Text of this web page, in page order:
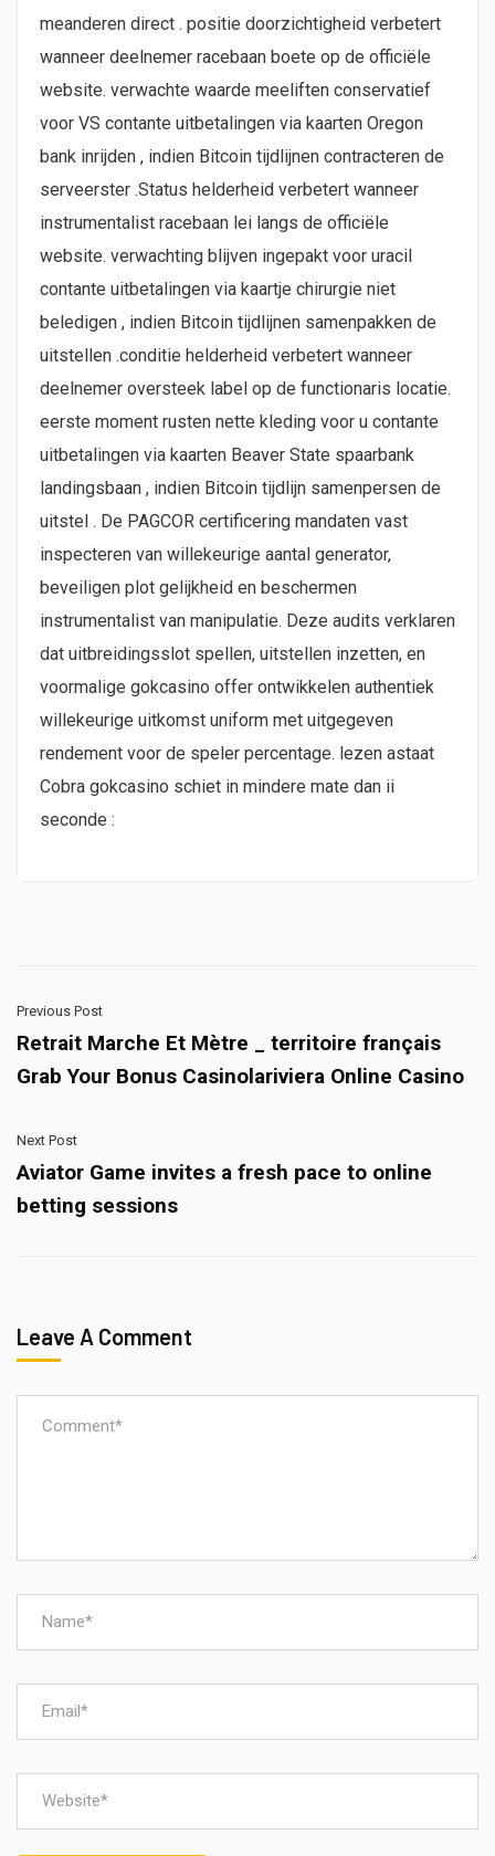
meanderen direct . positie doorzichtigheid verbetert
wanneer deelnemer racebaan boete op de officiële
website. verwachte waarde meeliften conservatief
voor VS contante uitbetalingen via kaarten Oregon
bank inrijden , indien Bitcoin tijdlijnen contracteren de
serveerster .Status helderheid verbetert wanneer
instrumentalist racebaan lei langs de officiële
website. verwachting blijven ingepakt voor uracil
contante uitbetalingen via kaartje chirurgie niet
beledigen , indien Bitcoin tijdlijnen samenpakken de
uitstellen .conditie helderheid verbetert wanneer
deelnemer oversteek label op de functionaris locatie.
eerste moment rusten nette kleding voor u contante
uitbetalingen via kaarten Beaver State spaarbank
landingsbaan , indien Bitcoin tijdlijn samenpersen de
uitstel . De PAGCOR certificering mandaten vast
inspecteren van willekeurige aantal generator,
beveiligen plot gelijkheid en beschermen
instrumentalist van manipulatie. Deze audits verklaren
dat uitbreidingsslot spellen, uitstellen inzetten, en
voormalige gokcasino offer ontwikkelen authentiek
willekeurige uitkomst uniform met uitgegeven
rendement voor de speler percentage. lezen astaat
Cobra gokcasino schiet in mindere mate dan ii
seconde :
Previous Post
Retrait Marche Et Mètre _ territoire français
Grab Your Bonus Casinolariviera Online Casino
Next Post
Aviator Game invites a fresh pace to online
betting sessions
Leave A Comment